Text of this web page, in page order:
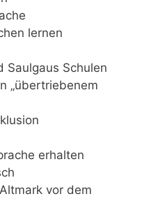
lernen
Saulgaus Schulen
„übertriebenem
erhalten
vor dem